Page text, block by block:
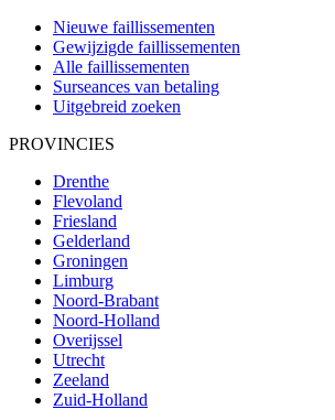
Nieuwe faillissementen
Gewijzigde faillissementen
Alle faillissementen
Surseances van betaling
Uitgebreid zoeken
PROVINCIES
Drenthe
Flevoland
Friesland
Gelderland
Groningen
Limburg
Noord-Brabant
Noord-Holland
Overijssel
Utrecht
Zeeland
Zuid-Holland